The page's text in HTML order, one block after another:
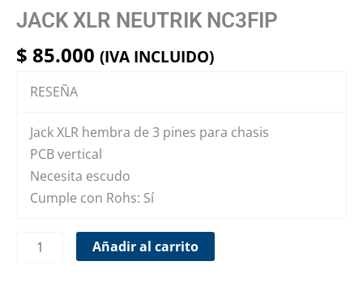
JACK XLR NEUTRIK NC3FIP
$ 85.000 (IVA INCLUIDO)
RESEÑA
Jack XLR hembra de 3 pines para chasis
PCB vertical
Necesita escudo
Cumple con Rohs: Sí
Añadir al carrito